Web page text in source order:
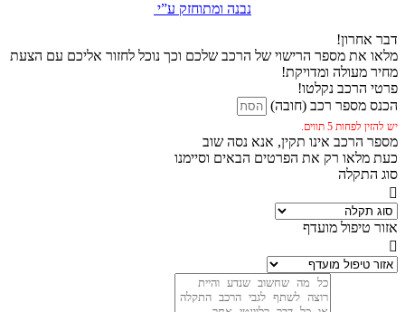
נבנה ומתוחזק ע”י
דבר אחרון!
מלאו את מספר הרישוי של הרכב שלכם וכך נוכל לחזור אליכם עם הצעת
מחיר מעולה ומדויקת!
פרטי הרכב נקלטו!
הכנס מספר רכב (חובה)
יש להזין לפחות 5 תווים.
מספר הרכב אינו תקין, אנא נסה שוב
כעת מלאו רק את הפרטים הבאים וסיימנו
סוג התקלה
אזור טיפול מועדף